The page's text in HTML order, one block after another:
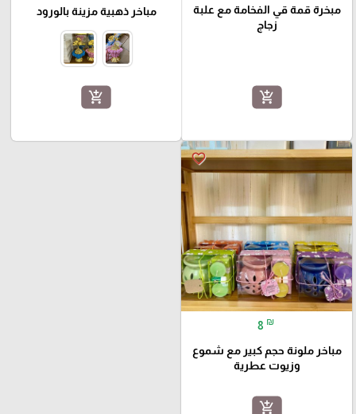
مبخرة قمة قي الفخامة مع علبة
زجاج
add_shopping_cart
مباخر ذهبية مزينة بالورود
add_shopping_cart
favorite_border
8 ₪
مباخر ملونة حجم كبير مع شموع
وزيوت عطرية
add_shopping_cart